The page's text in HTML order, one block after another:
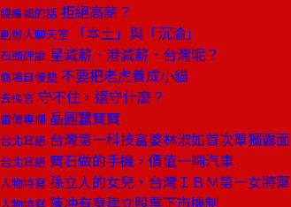
總編輯的話 拒絕高薪？
創辦人聊天室 「本土」與「沉淪」
石頭評論 星減薪．港減薪．台灣呢？
商場自慢塾 不要把老虎養成小貓
去梯言 守不住，還守什麼？
雷倩專欄 晶圓蠶寶寶
台北耳語 台灣第一科技富婆林淑如首次單獨露面
台北耳語 寶石做的手機，價值一輛汽車
人物特寫 孫立人的女兒，台灣ＩＢＭ第一女將軍
陳冲有意建立股票下市機制